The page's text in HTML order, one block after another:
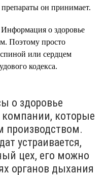
он принимает.
Информация о здоровье
Поэтому просто
или сердцем
кодекса.
о здоровье
компании, которые
производством.
устраивается,
цех, его можно
органов дыхания